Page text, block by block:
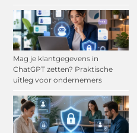
Mag je klantgegevens in
ChatGPT zetten? Praktische
uitleg voor ondernemers